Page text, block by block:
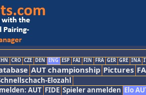
CRO CZE DEN ENG ESP FAI FIN FRA GER GRE INA
AUT championship Pictures
Elozahl
AUT FIDE Spieler anmelden Elo